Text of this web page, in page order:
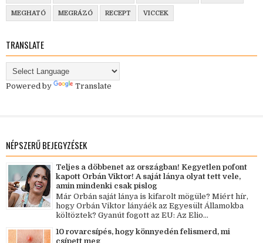
MEGHATÓ MEGRÁZÓ RECEPT VICCEK
TRANSLATE
Powered by Translate
NÉPSZERŰ BEJEGYZÉSEK
Teljes a döbbenet az országban! Kegyetlen pofont
kapott Orbán Viktor! A saját lánya olyat tett vele,
amin mindenki csak pislog
Már Orbán saját lánya is kifarolt mögüle? Miért hír,
hogy Orbán Viktor lányáék az Egyesült Államokba
költöztek? Gyanút fogott az EU: Az Elio...
10 rovarcsípés, hogy könnyedén felismerd, mi
csípett meg